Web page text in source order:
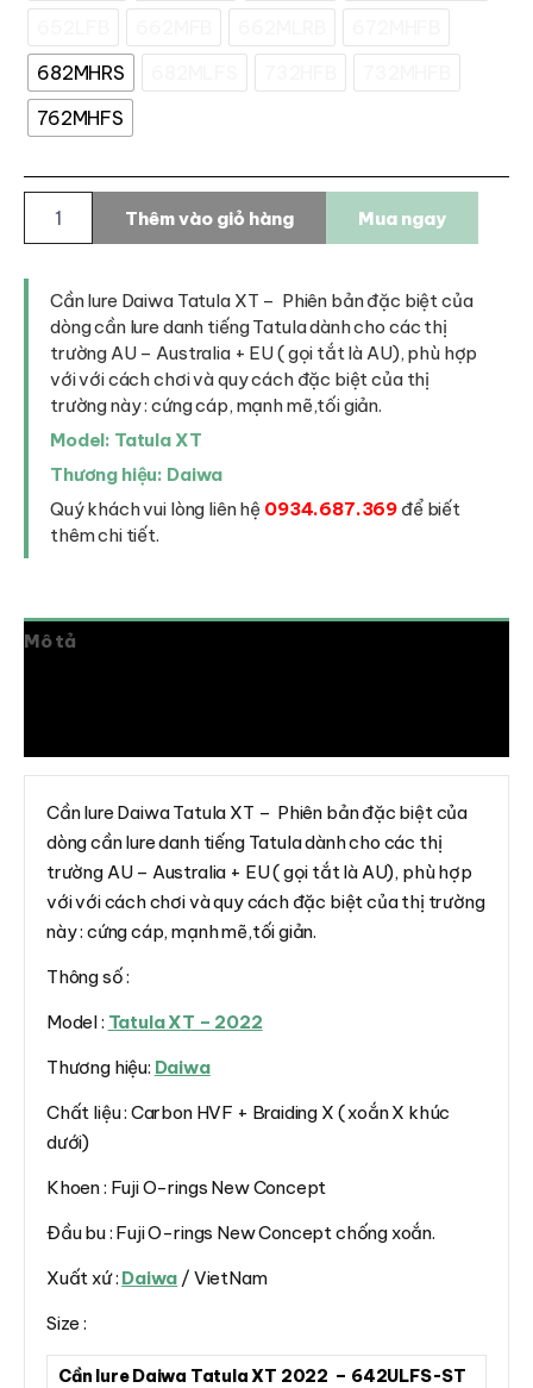
682MHRS
762MHFS
Daiwa
Tatula
lượng
Thêm vào giỏ hàng Mua ngay
Cần lure Daiwa Tatula XT – Phiên bản đặc biệt của
dòng cần lure danh tiếng Tatula dành cho các thị
trường AU – Australia + EU ( gọi tắt là AU), phù hợp
với với cách chơi và quy cách đặc biệt của thị
trường này : cứng cáp, mạnh mẽ,tối giản.
Model: Tatula XT
Thương hiệu: Daiwa
Quý khách vui lòng liên hệ 0934.687.369 để biết
thêm chi tiết.
Mô tả
Cần lure Daiwa Tatula XT – Phiên bản đặc biệt của
dòng cần lure danh tiếng Tatula dành cho các thị
trường AU – Australia + EU ( gọi tắt là AU), phù hợp
với với cách chơi và quy cách đặc biệt của thị trường
này : cứng cáp, mạnh mẽ,tối giản.
Thông số :
Model : Tatula XT – 2022
Thương hiệu: Daiwa
Chất liệu : Carbon HVF + Braiding X ( xoắn X khúc
dưới)
Khoen : Fuji O-rings New Concept
Đầu bu : Fuji O-rings New Concept chống xoắn.
Xuất xứ : Daiwa / VietNam
Size :
Cần lure Daiwa Tatula XT 2022 – 642ULFS-ST